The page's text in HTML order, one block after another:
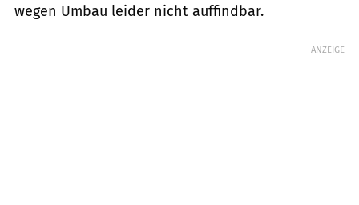
wegen Umbau leider nicht auffindbar.
ANZEIGE